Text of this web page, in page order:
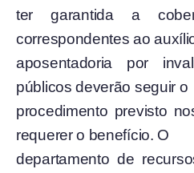
ter garantida a
correspondentes ao
aposentadoria por
públicos deverão seguir o
procedimento previsto
requerer o benefício. O
departamento de